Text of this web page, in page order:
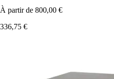
À partir de 800,00 €
336,75 €